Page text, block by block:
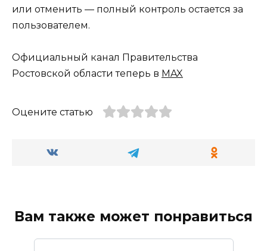
или отменить — полный контроль остается за
пользователем.
Официальный канал Правительства
Ростовской области теперь в MAX
Оцените статью
Вам также может понравиться